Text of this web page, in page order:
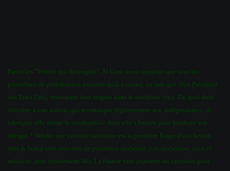
Parmi les "Vérités qui dérangent", Al Gore nous rappelait que tous les
problèmes de prolifération nuclaire qu'il a connu, en tant que Vice Président
des Etats Unis, trouvaient leur origine dans le nucléaire civil. De quel droit
interdire à une nation, qui revendique légitimement son indépendance, de
fabriquer elle-même le combustible dont elle a besoin pour produire son
énergie ? Vendre une centrale nucléaire est la première Etape d'un chemin
vers le Statut tant convoité de puissance nucléaire. Les nucléaires, civil et
militaire, sont intimement liés. La France veut exporter ses centrales pour